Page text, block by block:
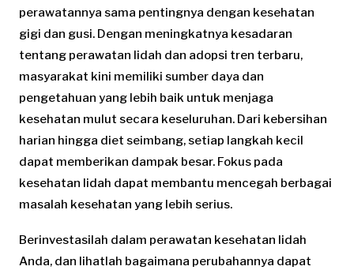
perawatannya sama pentingnya dengan kesehatan
gigi dan gusi. Dengan meningkatnya kesadaran
tentang perawatan lidah dan adopsi tren terbaru,
masyarakat kini memiliki sumber daya dan
pengetahuan yang lebih baik untuk menjaga
kesehatan mulut secara keseluruhan. Dari kebersihan
harian hingga diet seimbang, setiap langkah kecil
dapat memberikan dampak besar. Fokus pada
kesehatan lidah dapat membantu mencegah berbagai
masalah kesehatan yang lebih serius.
Berinvestasilah dalam perawatan kesehatan lidah
Anda, dan lihatlah bagaimana perubahannya dapat